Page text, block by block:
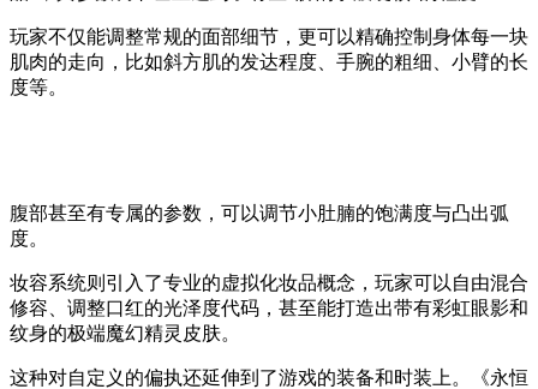
玩家不仅能调整常规的面部细节，更可以精确控制身体每一块
肌肉的走向，比如斜方肌的发达程度、手腕的粗细、小臂的长
度等。
腹部甚至有专属的参数，可以调节小肚腩的饱满度与凸出弧
度。
妆容系统则引入了专业的虚拟化妆品概念，玩家可以自由混合
修容、调整口红的光泽度代码，甚至能打造出带有彩虹眼影和
纹身的极端魔幻精灵皮肤。
这种对自定义的偏执还延伸到了游戏的装备和时装上。《永恒